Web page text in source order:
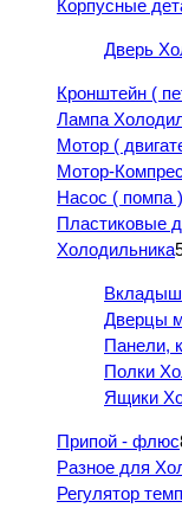
Корпусные
Дверь
Кронштейн (
Лампа
Мотор (
Мотор-
Насос ( помпа
Пластиковые
Холодильника
Дверцы
Панели,
Полки
Ящики
Припой - флюс
Разное для
Регулятор